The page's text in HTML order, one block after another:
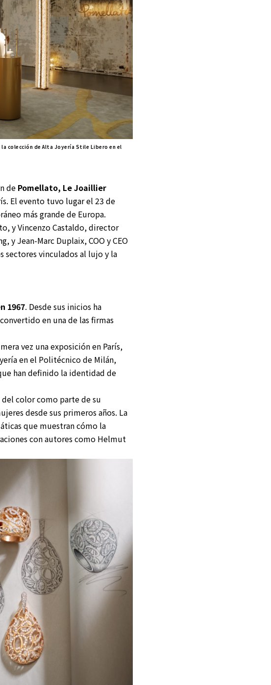
colección de Alta Joyería Stile Libero en el
de Pomellato, Le Joaillier
El evento tuvo lugar el 23 de
más grande de Europa.
y Vincenzo Castaldo, director
y Jean-Marc Duplaix, COO y CEO
sectores vinculados al lujo y la
1967. Desde sus inicios ha
en una de las firmas
vez una exposición en París,
en el Politécnico de Milán,
han definido la identidad de
color como parte de su
desde sus primeros años. La
que muestran cómo la
con autores como Helmut